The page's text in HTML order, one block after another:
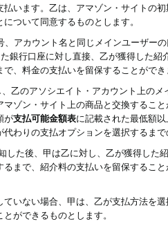
います。乙は、アマゾン・サイトの
ついて同意するものとします。
アカウント名と同じメインユーザー
銀行口座に対し直接、乙が獲得した
、料金の支払いを留保することができ
のアソシエイト・アカウント上の
ゾン・サイト上の商品と交換するこ
が支払可能金額表に記載された最低額
わりの支払オプションを選択するま
た後、甲は乙に対し、乙が獲得した
るまで、紹介料の支払いを留保するこ
いない場合、甲は、乙が支払方法を
ができるものとします。